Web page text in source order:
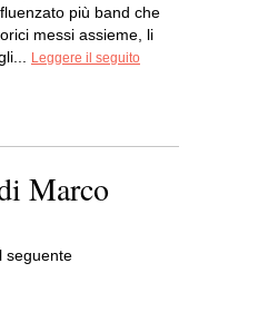
più band che
messi assieme, li
Leggere il seguito
Marco
seguente